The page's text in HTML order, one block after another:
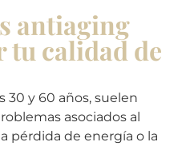
antiaging
tu calidad de
30 y 60 años, suelen
asociados al
pérdida de energía o la